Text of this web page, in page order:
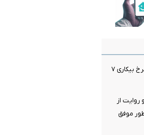
خروج یک میلیون کارگر از بازار کار رسمی/ «نرخ بیکاری ۷
از
موفق